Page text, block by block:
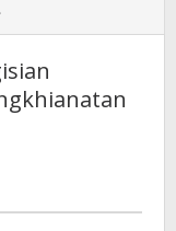
Hukum:
Pengisian
Perangkat
Rakyat